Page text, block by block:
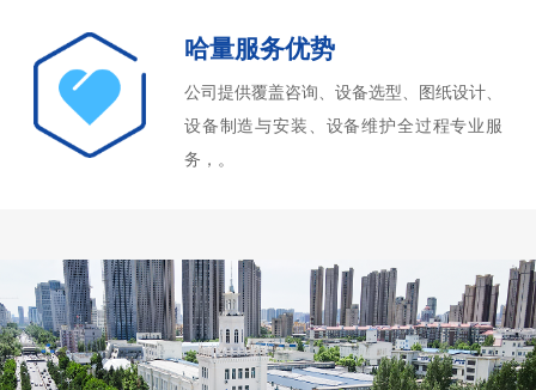
哈量服务优势
公司提供覆盖咨询、设备选型、图纸设计、
设备制造与安装、设备维护全过程专业服
务，。